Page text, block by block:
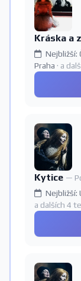
Kráska a
Nejbližší:
Praha · a
Kytice —
Nejbližší:
a dalších 4